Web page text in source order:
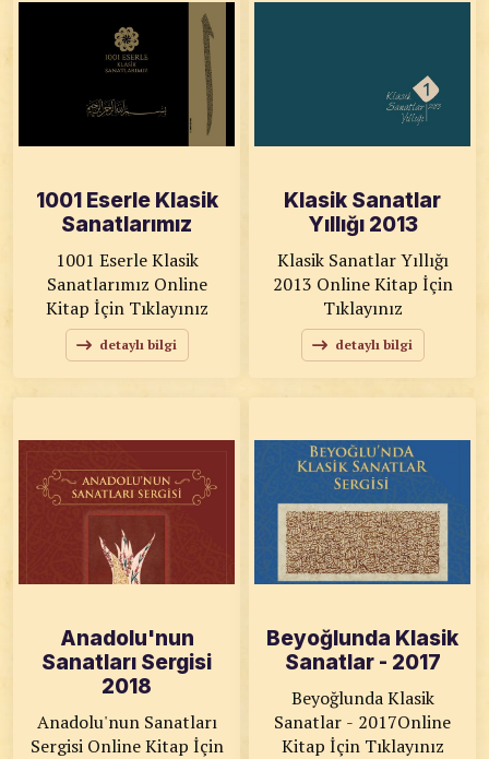
1001 Eserle Klasik
Sanatlarımız
1001 Eserle Klasik
Sanatlarımız Online
Kitap İçin Tıklayınız
detaylı bilgi
Klasik Sanatlar
Yıllığı 2013
Klasik Sanatlar Yıllığı
2013 Online Kitap İçin
Tıklayınız
detaylı bilgi
Anadolu'nun
Sanatları Sergisi
2018
Anadolu'nun Sanatları
Sergisi Online Kitap İçin
Beyoğlunda Klasik
Sanatlar - 2017
Beyoğlunda Klasik
Sanatlar - 2017Online
Kitap İçin Tıklayınız